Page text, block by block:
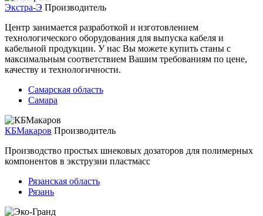
Экстра-Э Производитель
Центр занимается разработкой и изготовлением
технологического оборудования для выпуска кабеля и
кабельной продукции. У нас Вы можете купить станы с
максимальным соответствием Вашим требованиям по цене,
качеству и технологичности.
Самарская область
Самара
КБМакаров Производитель
Производство простых шнековых дозаторов для полимерных
компонентов в экструзии пластмасс
Рязанская область
Рязань